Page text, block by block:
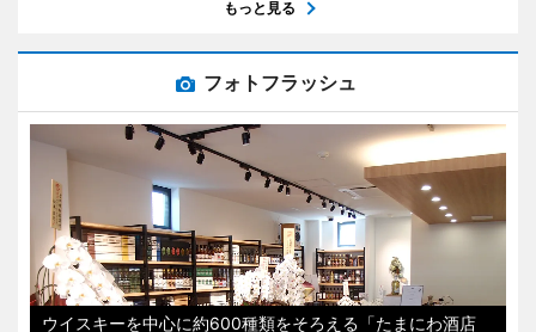
もっと見る
フォトフラッシュ
ウイスキーを中心に約600種類をそろえる「たまにわ酒店